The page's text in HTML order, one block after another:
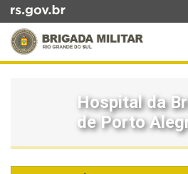
para
conteúdo
Hospital da
de Porto